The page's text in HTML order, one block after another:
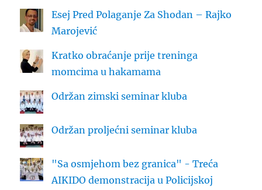
Esej Pred Polaganje Za Shodan – Rajko
Marojević
Kratko obraćanje prije treninga
momcima u hakamama
Održan zimski seminar kluba
Održan proljećni seminar kluba
"Sa osmjehom bez granica" - Treća
AIKIDO demonstracija u Policijskoj